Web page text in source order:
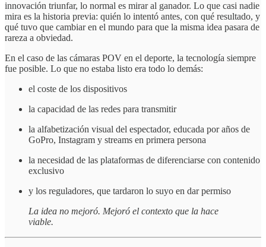
innovación triunfar, lo normal es mirar al ganador. Lo que casi nadie
mira es la historia previa: quién lo intentó antes, con qué resultado, y
qué tuvo que cambiar en el mundo para que la misma idea pasara de
rareza a obviedad.
En el caso de las cámaras POV en el deporte, la tecnología siempre
fue posible. Lo que no estaba listo era todo lo demás:
el coste de los dispositivos
la capacidad de las redes para transmitir
la alfabetización visual del espectador, educada por años de
GoPro, Instagram y streams en primera persona
la necesidad de las plataformas de diferenciarse con contenido
exclusivo
y los reguladores, que tardaron lo suyo en dar permiso
La idea no mejoró. Mejoró el contexto que la hace
viable.